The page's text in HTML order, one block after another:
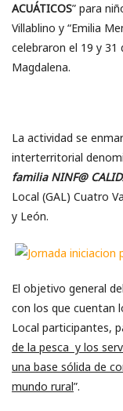
ACUÁTICOS” para
Villablino y “Emilia
celebraron el 19 y 31
Magdalena.
La actividad se
interterritorial
familia NINF@
Local (GAL) Cuatro
y León.
El objetivo general
con los que cuentan
Local participantes,
de la pesca y los
una base sólida de
mundo rural”.